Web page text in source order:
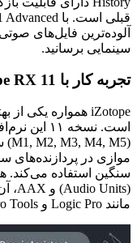
قبلی است. با Advanced
آلوده‌ترین فایل‌های
سینمایی برسانید.
تجربه کار با RX 11
iZotope همواره یکی از
است. نسخه ۱۱ این نرم‌افزار به‌طور کامل با معماری
(M1, M2, M3, M4, M5)
موازی در پردازنده‌های
سنگین استفاده می‌کند.
(Audio Units) و AAX،
مانند Logic Pro و Tools